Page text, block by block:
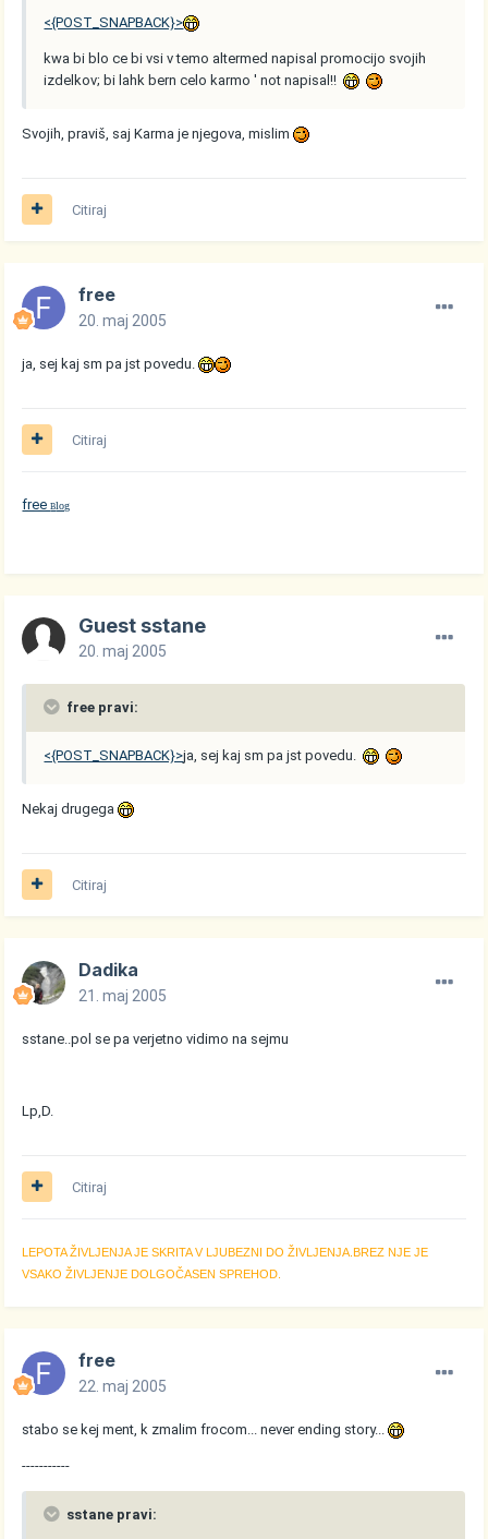
<{POST_SNAPBACK}>
kwa bi blo ce bi vsi v temo altermed napisal promocijo svojih
izdelkov; bi lahk bern celo karmo ' not napisal!!
Svojih, praviš, saj Karma je njegova, mislim
Citiraj
free
20. maj 2005
ja, sej kaj sm pa jst povedu.
Citiraj
freeBlog
Guest sstane
20. maj 2005
free pravi:
<{POST_SNAPBACK}>ja, sej kaj sm pa jst povedu.
Nekaj drugega
Citiraj
Dadika
21. maj 2005
sstane..pol se pa verjetno vidimo na sejmu
Lp,D.
Citiraj
LEPOTA ŽIVLJENJA JE SKRITA V LJUBEZNI DO ŽIVLJENJA.BREZ NJE JE
VSAKO ŽIVLJENJE DOLGOČASEN SPREHOD.
free
22. maj 2005
stabo se kej ment, k zmalim frocom... never ending story...
-----------
sstane pravi: